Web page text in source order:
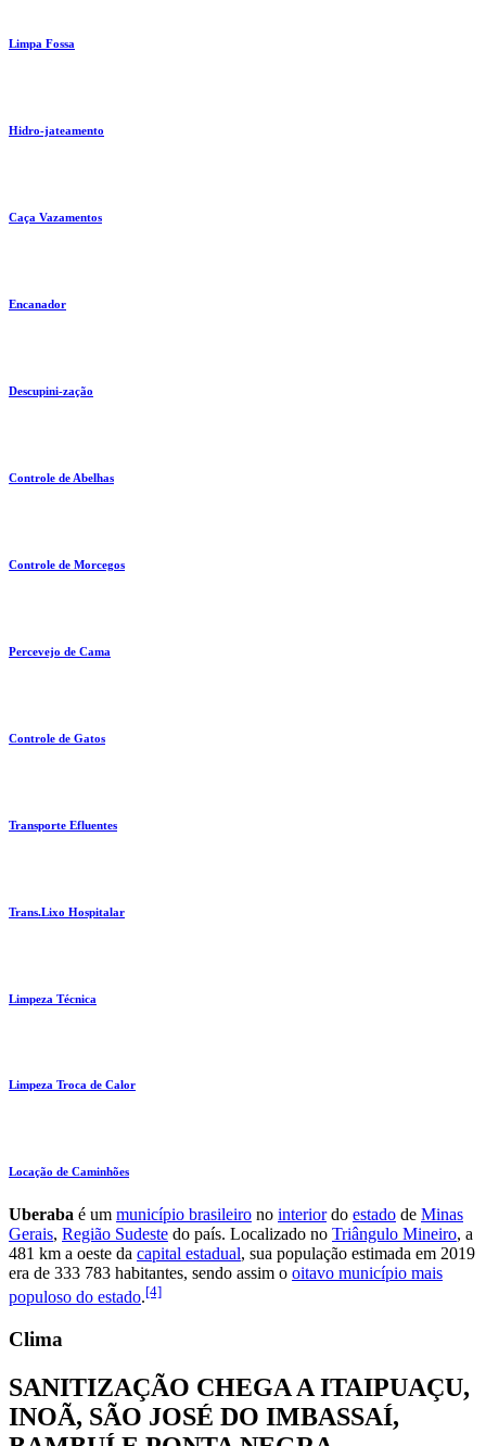
Limpa Fossa
Hidro-jateamento
Caça Vazamentos
Encanador
Descupini-zação
Controle de Abelhas
Controle de Morcegos
Percevejo de Cama
Controle de Gatos
Transporte Efluentes
Trans.Lixo Hospitalar
Limpeza Técnica
Limpeza Troca de Calor
Locação de Caminhões
Uberaba é um município brasileiro no interiordo estado de Minas
Gerais, Região Sudeste do país. Localizado no Triângulo Mineiro, a
481 km a oeste da capital estadual, sua população estimada em 2019
era de 333 783 habitantes, sendo assim o oitavo município mais
populoso do estado.[4]
Clima
SANITIZAÇÃO CHEGA A ITAIPUAÇU,
INOÃ, SÃO JOSÉ DO IMBASSAÍ,